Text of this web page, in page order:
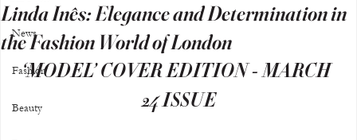
News
Fashion
Beauty
Linda Inês: Elegance and Determination in
the Fashion World of London
‘MODEL’ COVER EDITION - MARCH
24 ISSUE